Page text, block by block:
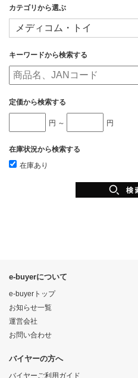
カテゴリから選ぶ
キーワードから検索する
定価から検索する
円 ～ 円
在庫状況から検索する
在庫あり
e-buyerについて
e-buyerトップ
お知らせ一覧
運営会社
お問い合わせ
バイヤーの方へ
バイヤーご利用ガイド